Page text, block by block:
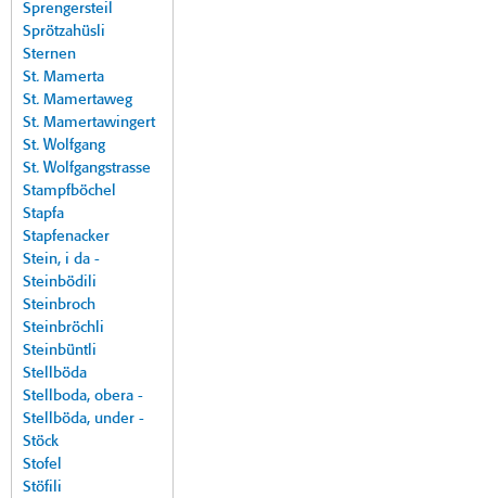
Sprengersteil
Sprötzahüsli
Sternen
St. Mamerta
St. Mamertaweg
St. Mamertawingert
St. Wolfgang
St. Wolfgangstrasse
Stampfböchel
Stapfa
Stapfenacker
Stein, i da -
Steinbödili
Steinbroch
Steinbröchli
Steinbüntli
Stellböda
Stellboda, obera -
Stellböda, under -
Stöck
Stofel
Stöfili